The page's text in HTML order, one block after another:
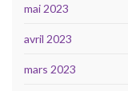
mai 2023
avril 2023
mars 2023